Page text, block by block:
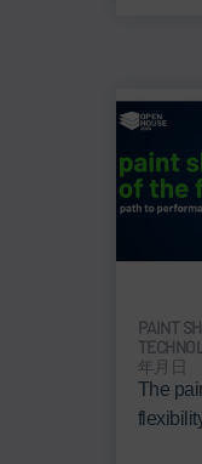
PAINT
年月日
The